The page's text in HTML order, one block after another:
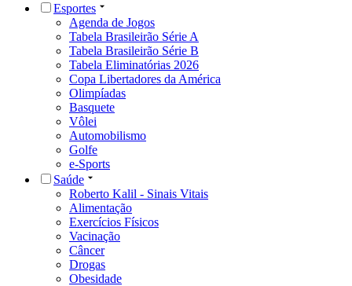
Esportes
Agenda de Jogos
Tabela Brasileirão Série A
Tabela Brasileirão Série B
Tabela Eliminatórias 2026
Copa Libertadores da América
Olimpíadas
Basquete
Vôlei
Automobilismo
Golfe
e-Sports
Saúde
Roberto Kalil - Sinais Vitais
Alimentação
Exercícios Físicos
Vacinação
Câncer
Drogas
Obesidade